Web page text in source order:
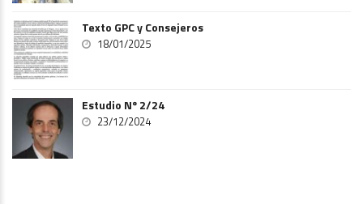
Texto GPC y Consejeros
18/01/2025
Estudio Nº 2/24
23/12/2024